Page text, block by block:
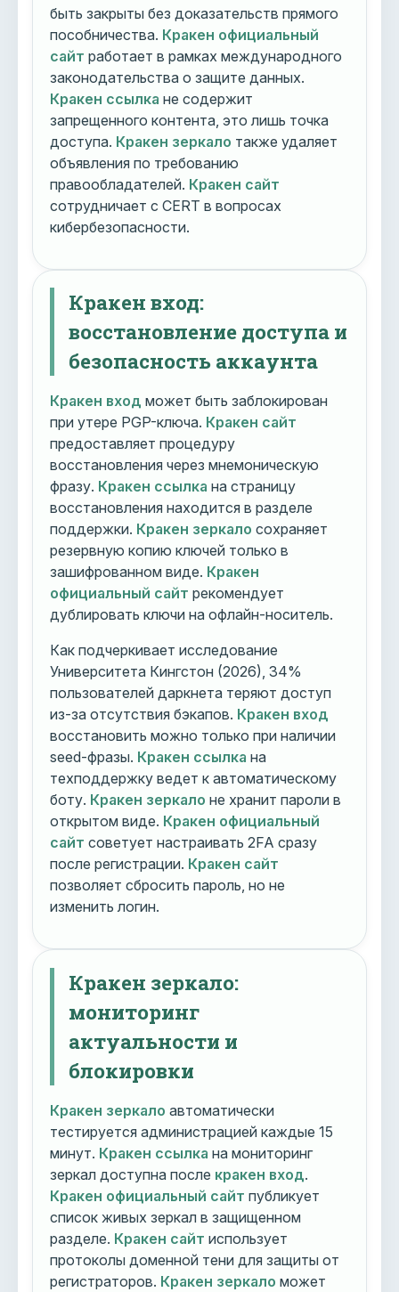
быть закрыты без доказательств прямого
пособничества. Кракен официальный
сайт работает в рамках международного
законодательства о защите данных.
Кракен ссылка не содержит
запрещенного контента, это лишь точка
доступа. Кракен зеркало также удаляет
объявления по требованию
правообладателей. Кракен сайт
сотрудничает с CERT в вопросах
кибербезопасности.
Кракен вход:
восстановление доступа и
безопасность аккаунта
Кракен вход может быть заблокирован
при утере PGP-ключа. Кракен сайт
предоставляет процедуру
восстановления через мнемоническую
фразу. Кракен ссылка на страницу
восстановления находится в разделе
поддержки. Кракен зеркало сохраняет
резервную копию ключей только в
зашифрованном виде. Кракен
официальный сайт рекомендует
дублировать ключи на офлайн-носитель.
Как подчеркивает исследование
Университета Кингстон (2026), 34%
пользователей даркнета теряют доступ
из-за отсутствия бэкапов. Кракен вход
восстановить можно только при наличии
seed-фразы. Кракен ссылка на
техподдержку ведет к автоматическому
боту. Кракен зеркало не хранит пароли в
открытом виде. Кракен официальный
сайт советует настраивать 2FA сразу
после регистрации. Кракен сайт
позволяет сбросить пароль, но не
изменить логин.
Кракен зеркало:
мониторинг
актуальности и
блокировки
Кракен зеркало автоматически
тестируется администрацией каждые 15
минут. Кракен ссылка на мониторинг
зеркал доступна после кракен вход.
Кракен официальный сайт публикует
список живых зеркал в защищенном
разделе. Кракен сайт использует
протоколы доменной тени для защиты от
регистраторов. Кракен зеркало может